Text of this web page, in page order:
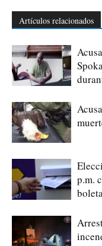
Artículos relacionados
p.m.